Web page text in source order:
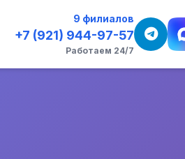
9 филиалов
+7 (921) 944-97-57
Работаем 24/7